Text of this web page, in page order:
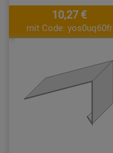
10,27 €
mit Code: yos0uq60fr